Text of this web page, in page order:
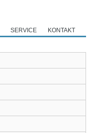
SERVICE KONTAKT